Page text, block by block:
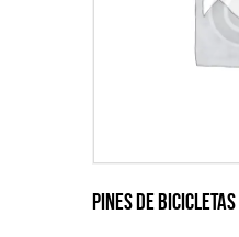
PINES DE BICICLETAS